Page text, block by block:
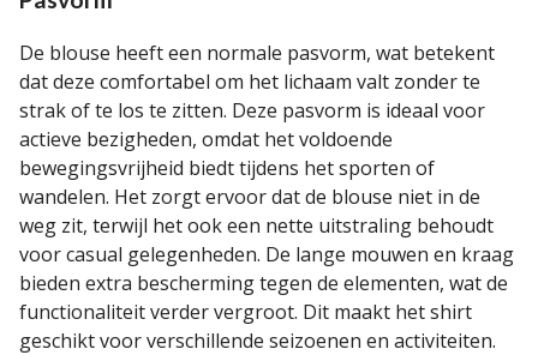
De blouse heeft een normale pasvorm, wat betekent
dat deze comfortabel om het lichaam valt zonder te
strak of te los te zitten. Deze pasvorm is ideaal voor
actieve bezigheden, omdat het voldoende
bewegingsvrijheid biedt tijdens het sporten of
wandelen. Het zorgt ervoor dat de blouse niet in de
weg zit, terwijl het ook een nette uitstraling behoudt
voor casual gelegenheden. De lange mouwen en kraag
bieden extra bescherming tegen de elementen, wat de
functionaliteit verder vergroot. Dit maakt het shirt
geschikt voor verschillende seizoenen en activiteiten.